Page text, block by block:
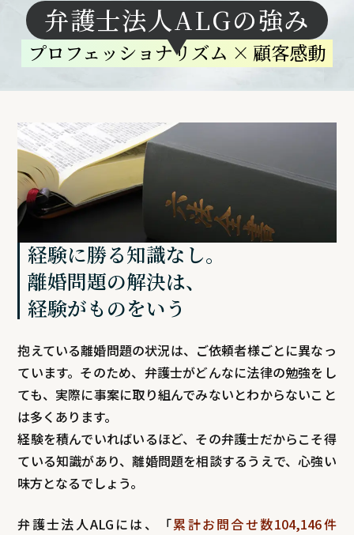
弁護士法人ALGの強み
プロフェッショナリズム × 顧客感動
経験に勝る知識なし。
離婚問題の解決は、
経験がものをいう
抱えている離婚問題の状況は、ご依頼者様ごとに異なっ
ています。そのため、弁護士がどんなに法律の勉強をし
ても、実際に事案に取り組んでみないとわからないこと
は多くあります。
経験を積んでいればいるほど、その弁護士だからこそ得
ている知識があり、離婚問題を相談するうえで、心強い
味方となるでしょう。
弁護士法人ALGには、「累計お問合せ数104,146件